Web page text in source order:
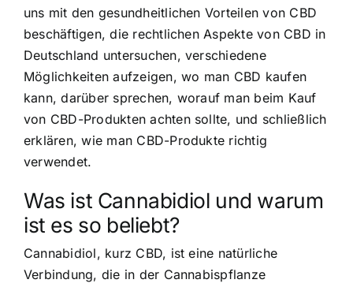
uns mit den gesundheitlichen Vorteilen von CBD
beschäftigen, die rechtlichen Aspekte von CBD in
Deutschland untersuchen, verschiedene
Möglichkeiten aufzeigen, wo man CBD kaufen
kann, darüber sprechen, worauf man beim Kauf
von CBD-Produkten achten sollte, und schließlich
erklären, wie man CBD-Produkte richtig
verwendet.
Was ist Cannabidiol und warum
ist es so beliebt?
Cannabidiol, kurz CBD, ist eine natürliche
Verbindung, die in der Cannabispflanze